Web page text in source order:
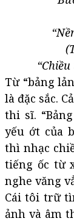
Từ “bảng
là đặc sắc.
thi sĩ.
yếu ớt của
thì nhạc
tiếng ốc từ
nghe văng
Cái tôi trữ
ảnh và âm